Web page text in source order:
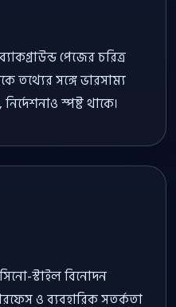
পেজের চরিত্র
তথ্যের সঙ্গে ভারসাম্য
স্পষ্ট থাকে।
স্টাইল বিনোদন
ও ব্যবহারিক সতর্কতা